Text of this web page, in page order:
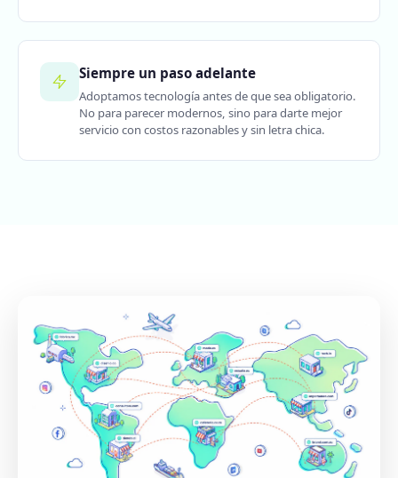
Siempre un paso adelante
Adoptamos tecnología antes de que sea obligatorio.
No para parecer modernos, sino para darte mejor
servicio con costos razonables y sin letra chica.